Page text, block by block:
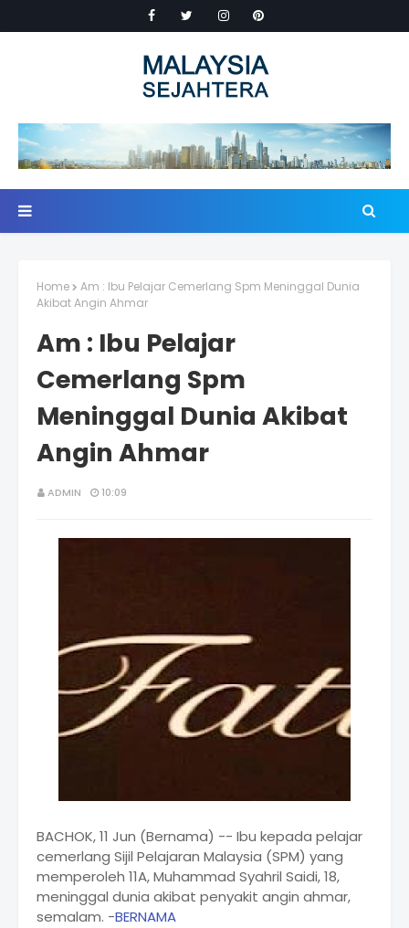
Home
Am : Ibu Pelajar Cemerlang Spm Meninggal Dunia
Akibat Angin Ahmar
Am : Ibu Pelajar
Cemerlang Spm
Meninggal Dunia Akibat
Angin Ahmar
ADMIN 10:09
BACHOK, 11 Jun (Bernama) -- Ibu kepada pelajar
cemerlang Sijil Pelajaran Malaysia (SPM) yang
memperoleh 11A, Muhammad Syahril Saidi, 18,
meninggal dunia akibat penyakit angin ahmar,
semalam. -BERNAMA